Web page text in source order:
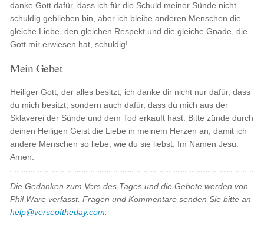
danke Gott dafür, dass ich für die Schuld meiner Sünde nicht
schuldig geblieben bin, aber ich bleibe anderen Menschen die
gleiche Liebe, den gleichen Respekt und die gleiche Gnade, die
Gott mir erwiesen hat, schuldig!
Mein Gebet
Heiliger Gott, der alles besitzt, ich danke dir nicht nur dafür, dass
du mich besitzt, sondern auch dafür, dass du mich aus der
Sklaverei der Sünde und dem Tod erkauft hast. Bitte zünde durch
deinen Heiligen Geist die Liebe in meinem Herzen an, damit ich
andere Menschen so liebe, wie du sie liebst. Im Namen Jesu.
Amen.
Die Gedanken zum Vers des Tages und die Gebete werden von
Phil Ware verfasst. Fragen und Kommentare senden Sie bitte an
help@verseoftheday.com